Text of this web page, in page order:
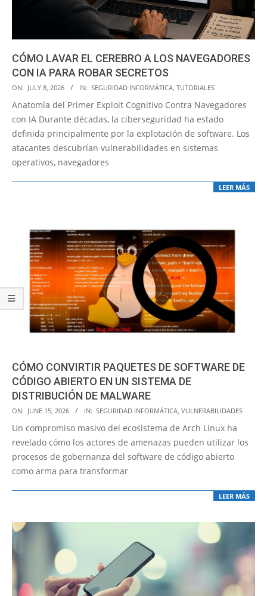
CÓMO LAVAR EL CEREBRO A LOS NAVEGADORES
CON IA PARA ROBAR SECRETOS
2026-
07-
08
ON: JULY 8, 2026 IN: SEGURIDAD INFORMÁTICA, TUTORIALES
Anatomía del Primer Exploit Cognitivo Contra Navegadores
con IA Durante décadas, la ciberseguridad ha estado
definida principalmente por la explotación de software. Los
atacantes descubrían vulnerabilidades en sistemas
operativos, navegadores
LEER MÁS
CÓMO CONVIRTIR PAQUETES DE SOFTWARE DE
CÓDIGO ABIERTO EN UN SISTEMA DE
DISTRIBUCIÓN DE MALWARE
2026-
06-
15
ON: JUNE 15, 2026 IN: SEGURIDAD INFORMÁTICA, VULNERABILIDADES
Un compromiso masivo del ecosistema de Arch Linux ha
revelado cómo los actores de amenazas pueden utilizar los
procesos de gobernanza del software de código abierto
como arma para transformar
LEER MÁS